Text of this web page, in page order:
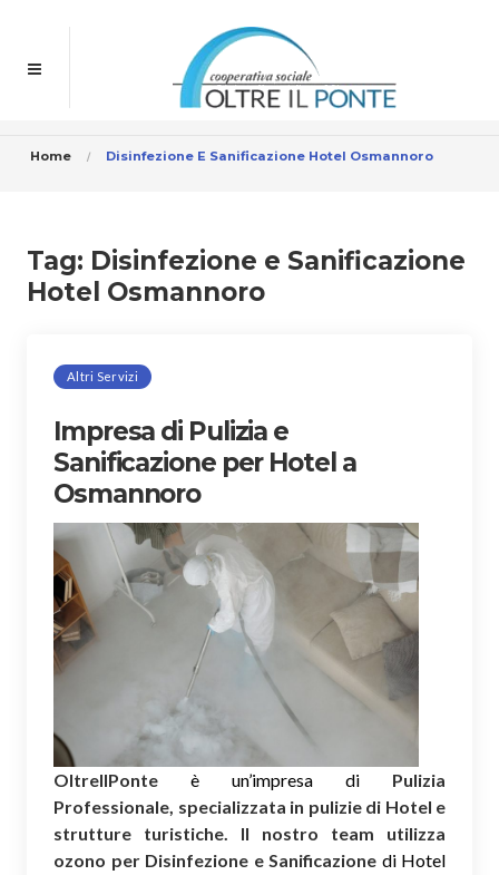
Home Disinfezione E Sanificazione Hotel Osmannoro
Tag: Disinfezione e Sanificazione
Hotel Osmannoro
Altri Servizi
Impresa di Pulizia e
Sanificazione per Hotel a
Osmannoro
OltreIlPonte è un’impresa di Pulizia
Professionale, specializzata in pulizie di Hotel e
strutture turistiche. Il nostro team utilizza
ozono per Disinfezione e Sanificazione di Hotel